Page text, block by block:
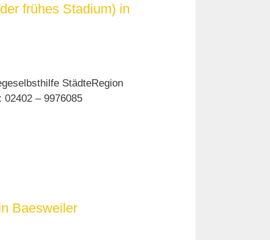
frühes Stadium) in
StädteRegion
– 9976085
Baesweiler